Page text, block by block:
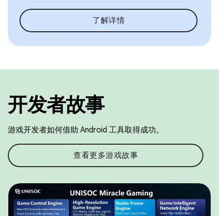
了解详情
开发者故事
游戏开发者如何借助 Android 工具取得成功。
查看更多游戏故事